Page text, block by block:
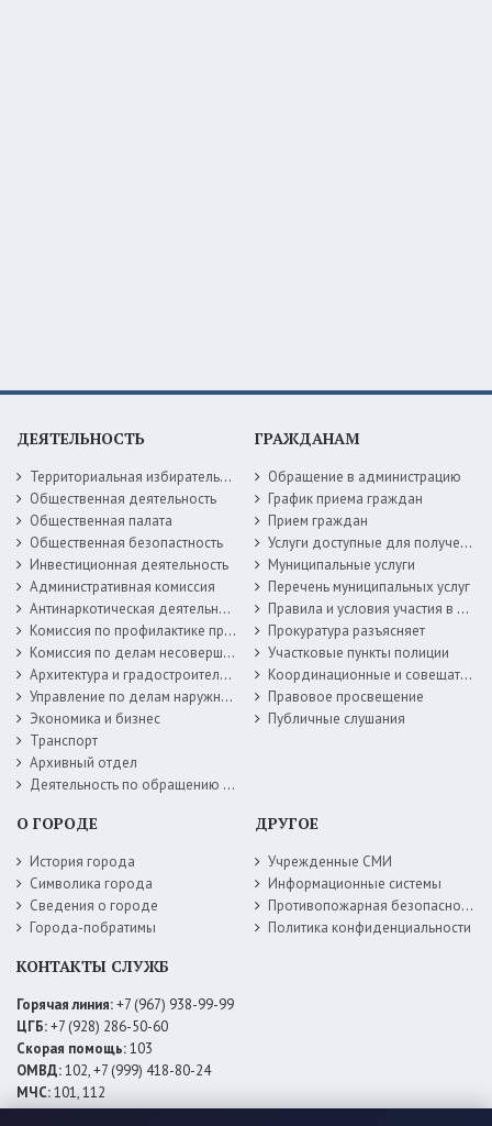
ДЕЯТЕЛЬНОСТЬ
Территориальная избирательная комиссия
Общественная деятельность
Общественная палата
Общественная безопастность
Инвестиционная деятельность
Административная комиссия
Антинаркотическая деятельность
Комиссия по профилактике правонарушений
Комиссия по делам несовершеннолетних
Архитектура и градостроительство
Управление по делам наружной рекламы
Экономика и бизнес
Транспорт
Архивный отдел
Деятельность по обращению с животными без владельцев
ГРАЖДАНАМ
Обращение в администрацию
График приема граждан
Прием граждан
Услуги доступные для получения в электронной форме
Муниципальные услуги
Перечень муниципальных услуг
Правила и условия участия в жилищных программах
Прокуратура разъясняет
Участковые пункты полиции
Координационные и совещательные органы
Правовое просвещение
Публичные слушания
О ГОРОДЕ
История города
Символика города
Сведения о городе
Города-побратимы
ДРУГОЕ
Учрежденные СМИ
Информационные системы
Противопожарная безопасность
Политика конфиденциальности
КОНТАКТЫ СЛУЖБ
Горячая линия:+7 (967) 938-99-99
ЦГБ:+7 (928) 286-50-60
Скорая помощь:103
ОМВД:102, +7 (999) 418-80-24
МЧС:101, 112
ЕДДС:+7 (928) 576-09-83